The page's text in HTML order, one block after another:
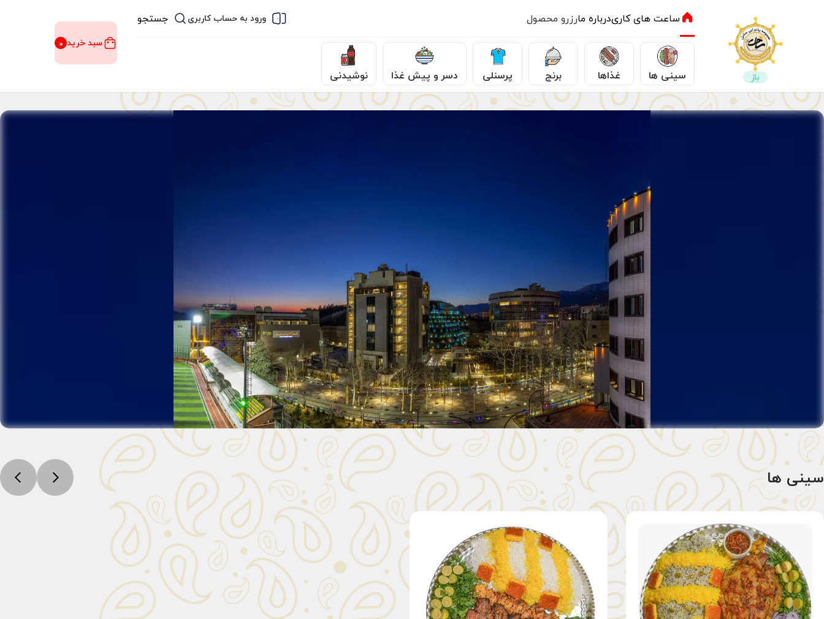
باز
ساعت های کاریدرباره مارزرو محصول ورود به حساب کاربری جستجو
سبد خرید 0
سینی ها غذاها برنج پرسنلی دسر و پیش غذا نوشیدنی
سینی ها